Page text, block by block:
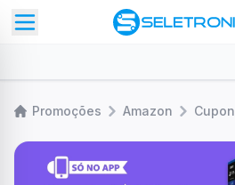
Promoções Amazon